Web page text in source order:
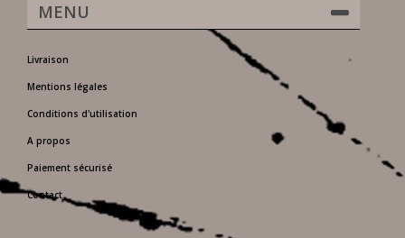
MENU
Livraison
Mentions légales
Conditions d'utilisation
A propos
Paiement sécurisé
Contact